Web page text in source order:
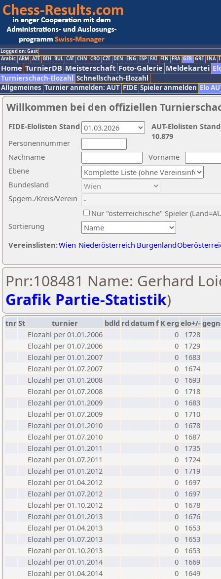
Logged on: Gast
Arabic ARM AZE BIH BUL CAT CHN CRO CZE DEN ENG ESP FAI FIN FRA GER GRE INA
Home TurnierDB Meisterschaft Foto-Galerie Meldekartei
Turnierschach-Elozahl Schnellschach-Elozahl
Allgemeines Turnier anmelden: AUT FIDE Spieler anmelden Elo
Willkommen bei den offiziellen
Nachname
Vorname
Ebene
Sortierung
Personennummer
Bundesland
Spgem./Kreis/Verein
Nur "österreichische" Spieler
Vereinslisten:Wien Niederösterreich Burgenland
AUT-Elolisten
10.879
FIDE-Elolisten Stand
Pnr:108481 Name: Gerhard
Grafik Partie-Statistik)
tnrSt turnier bdld rd datumf Kerg elo+/-
Elozahl per 01.01.2006
0
1728
Elozahl per 01.07.2006
0
1729
Elozahl per 01.01.2007
0
1683
Elozahl per 01.07.2007
0
1674
Elozahl per 01.01.2008
0
1693
Elozahl per 01.07.2008
0
1718
Elozahl per 01.01.2009
0
1683
Elozahl per 01.07.2009
0
1710
Elozahl per 01.01.2010
0
1678
Elozahl per 01.07.2010
0
1687
Elozahl per 01.01.2011
0
1735
Elozahl per 01.07.2011
0
1724
Elozahl per 01.01.2012
0
1719
Elozahl per 01.04.2012
0
1697
Elozahl per 01.07.2012
0
1697
Elozahl per 01.10.2012
0
1678
Elozahl per 01.01.2013
0
1676
Elozahl per 01.04.2013
0
1653
Elozahl per 01.07.2013
0
1653
Elozahl per 01.10.2013
0
1653
Elozahl per 01.01.2014
0
1669
Elozahl per 01.04.2014
0
1649